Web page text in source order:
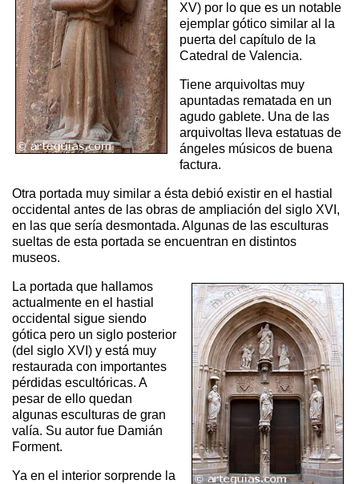
XV) por lo que es un notable
ejemplar gótico similar al la
puerta del capítulo de la
Catedral de Valencia.
Tiene arquivoltas muy
apuntadas rematada en un
agudo gablete. Una de las
arquivoltas lleva estatuas de
ángeles músicos de buena
factura.
Otra portada muy similar a ésta debió existir en el hastial
occidental antes de las obras de ampliación del siglo XVI,
en las que sería desmontada. Algunas de las esculturas
sueltas de esta portada se encuentran en distintos
museos.
La portada que hallamos
actualmente en el hastial
occidental sigue siendo
gótica pero un siglo posterior
(del siglo XVI) y está muy
restaurada con importantes
pérdidas escultóricas. A
pesar de ello quedan
algunas esculturas de gran
valía. Su autor fue Damián
Forment.
Ya en el interior sorprende la